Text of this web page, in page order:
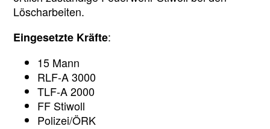
Löscharbeiten.
Eingesetzte Kräfte:
15 Mann
RLF-A 3000
TLF-A 2000
FF Stiwoll
Polizei/ÖRK